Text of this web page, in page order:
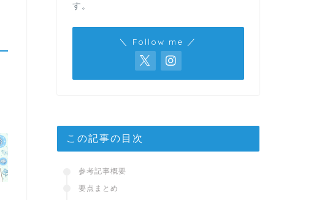
す。
＼ Follow me ／
この記事の目次
参考記事概要
要点まとめ